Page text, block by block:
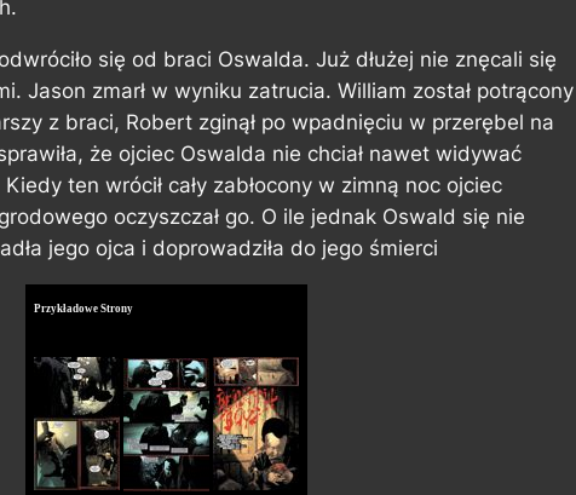
się od braci Oswalda. Już dłużej nie znęcali się
Jason zmarł w wyniku zatrucia. William został potrącony
z braci, Robert zginął po wpadnięciu w przerębel na
że ojciec Oswalda nie chciał nawet widywać
ten wrócił cały zabłocony w zimną noc ojciec
oczyszczał go. O ile jednak Oswald się nie
jego ojca i doprowadziła do jego śmierci
Przykładowe Strony